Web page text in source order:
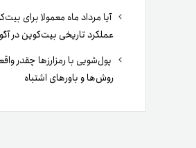
آیا مرداد ماه معمولا برای
عملکرد تاریخی بیت‌کوین در
پول‌شویی با رمزارزها چقدر
روش‌ها و باورهای اشتباه